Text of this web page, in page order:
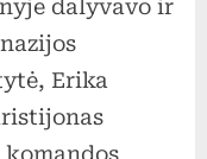
dalyvavo ir
Erika
komandos